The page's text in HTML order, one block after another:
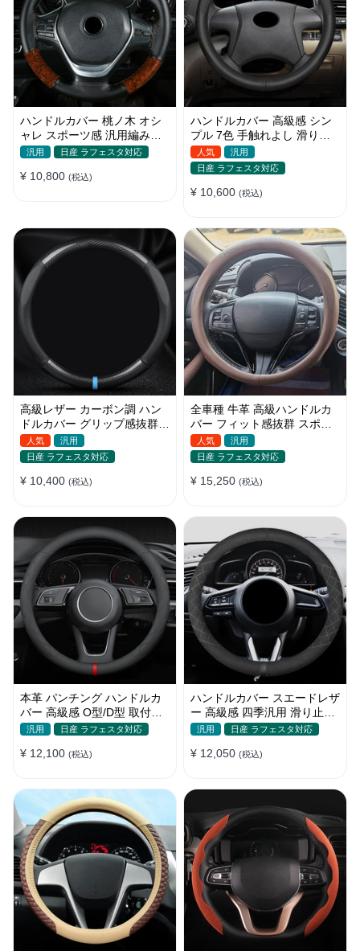
ハンドルカバー 桃ノ木 オシ
ャレ スポーツ感 汎用編み込
み式 優れた耐摩耗性 38CM
汎用 日産 ラフェスタ対応
¥ 10,800 (税込)
ハンドルカバー 高級感 シン
プル 7色 手触れよし 滑り止
め O型/D型 軽/普自動車
38CM
人気
汎用
日産 ラフェスタ対応
¥ 10,600 (税込)
高級レザー カーボン調 ハン
ドルカバー グリップ感抜群
スポーツ感 安全 耐久性
38CM
人気
汎用
日産 ラフェスタ対応
¥ 10,400 (税込)
全車種 牛革 高級ハンドルカ
バー フィット感抜群 スポー
ツ感 おしゃれ O型/D型
37~38CM
人気
汎用
日産 ラフェスタ対応
¥ 15,250 (税込)
本革 パンチング ハンドルカ
バー 高級感 O型/D型 取付簡
単 滑り止め 超薄い 38CM
汎用 日産 ラフェスタ対応
¥ 12,100 (税込)
ハンドルカバー スエードレザ
ー 高級感 四季汎用 滑り止め
O型-D型 軽/普自動車 SUV
汎用 日産 ラフェスタ対応
¥ 12,050 (税込)